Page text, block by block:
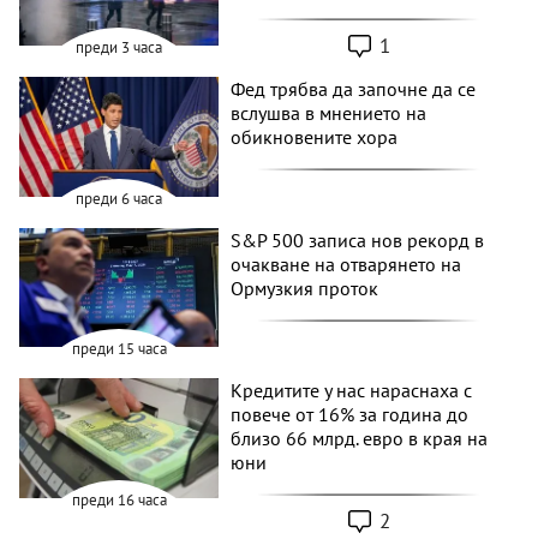
преди 3 часа 1
преди 6 часа
Фед трябва да започне да се
вслушва в мнението на
обикновените хора
преди 15 часа
S&P 500 записа нов рекорд в
очакване на отварянето на
Ормузкия проток
преди 16 часа
Кредитите у нас нараснаха с
повече от 16% за година до
близо 66 млрд. евро в края на
юни
2